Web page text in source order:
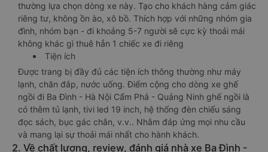
thường lựa chọn dòng xe này. Tạo cho khách hàng cảm giác
riêng tư, không ồn ào, xô bồ. Thích hợp với những nhóm gia
đình, nhóm bạn - đi khoảng 5-7 người sẽ cực kỳ thoải mái
không khác gì thuê hẳn 1 chiếc xe đi riêng
Tiện ích
Được trang bị đầy đủ các tiện ích thông thường như máy
lạnh, chăn đắp, nước uống. Điểm cộng cho dòng xe ghế
ngồi đi Ba Đình - Hà Nội Cẩm Phả - Quảng Ninh ghế ngồi là
có thêm tủ lạnh, tivi led 19 inch, hệ thống đèn chiếu sáng
đọc sách, bục gác chân, v.v.. Nhằm đáp ứng mọi nhu cầu
và mang lại sự thoải mái nhất cho hành khách.
2. Về chất lượng, review, đánh giá nhà xe Ba Đình -